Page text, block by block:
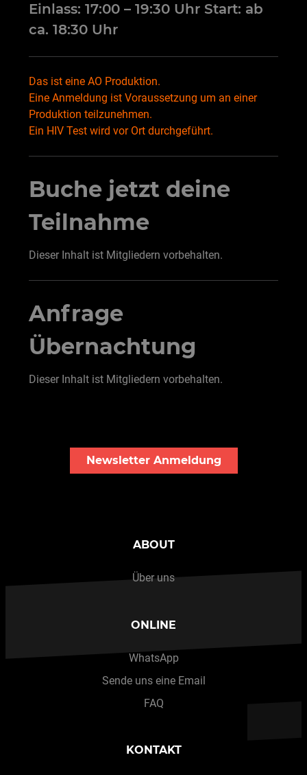
Einlass: 17:00 – 19:30 Uhr Start: ab
ca. 18:30 Uhr
Das ist eine AO Produktion.
Eine Anmeldung ist Voraussetzung um an einer
Produktion teilzunehmen.
Ein HIV Test wird vor Ort durchgeführt.
Buche jetzt deine
Teilnahme
Dieser Inhalt ist Mitgliedern vorbehalten.
Anfrage
Übernachtung
Dieser Inhalt ist Mitgliedern vorbehalten.
Newsletter Anmeldung
ABOUT
Über uns
ONLINE
WhatsApp
Sende uns eine Email
FAQ
KONTAKT